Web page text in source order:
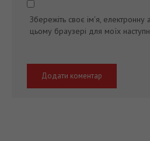
Збережіть своє ім'я, електронну
цьому браузері для моїх